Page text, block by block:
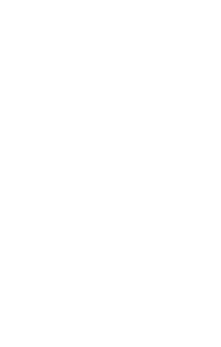
コチラの
１分あたり
今回はコ